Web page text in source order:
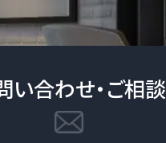
い合わせ・ご相談